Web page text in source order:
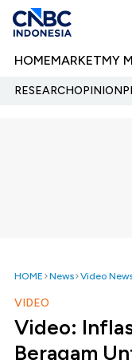
HOMEMARKETMY
RESEARCHOPINION
HOME News Video
VIDEO
Video:
Beragam